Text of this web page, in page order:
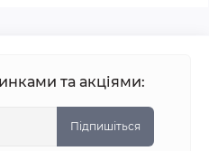
та акціями:
Підпишіться